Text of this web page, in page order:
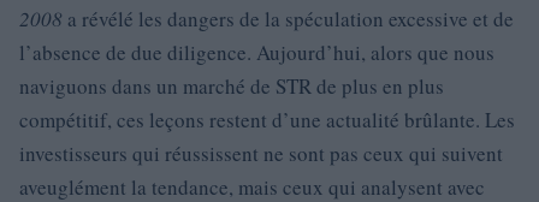
2008 a révélé les dangers de la spéculation excessive et de
l’absence de due diligence. Aujourd’hui, alors que nous
naviguons dans un marché de STR de plus en plus
compétitif, ces leçons restent d’une actualité brûlante. Les
investisseurs qui réussissent ne sont pas ceux qui suivent
aveuglément la tendance, mais ceux qui analysent avec